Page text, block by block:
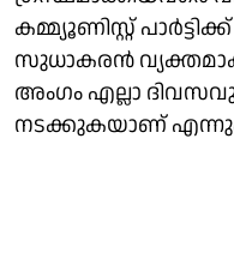
കമ്മ്യൂണിസ്റ്റ്
സുധാകരൻ
അംഗം എല്ലാ
നടക്കുകയാണ് എന്നും